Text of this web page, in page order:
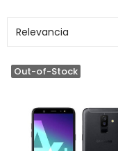
Out-of-Stock